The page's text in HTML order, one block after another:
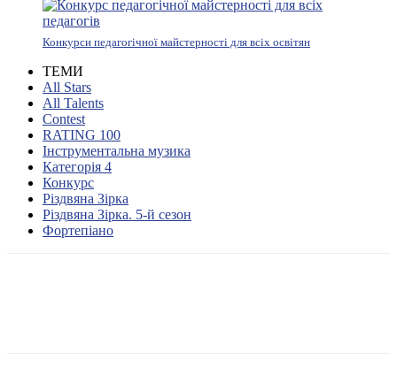
Конкурси педагогічної майстерності для всіх освітян
ТЕМИ
All Stars
All Talents
Contest
RATING 100
Інструментальна музика
Категорія 4
Конкурс
Різдвяна Зірка
Різдвяна Зірка. 5-й сезон
Фортепіано